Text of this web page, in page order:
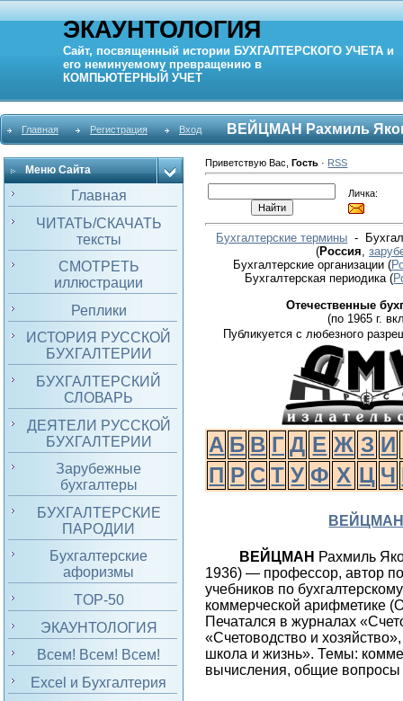
ЭКАУНТОЛОГИЯ
Сайт, посвященный истории БУХГАЛТЕРСКОГО УЧЕТА и
его неминуемому превращению в
КОМПЬЮТЕРНЫЙ УЧЕТ
Главная Регистрация Вход ВЕЙЦМАН Рахмиль
Меню Сайта
Главная
ЧИТАТЬ/СКАЧАТЬ
тексты
СМОТРЕТЬ
иллюстрации
Реплики
ИСТОРИЯ РУССКОЙ
БУХГАЛТЕРИИ
БУХГАЛТЕРСКИЙ
СЛОВАРЬ
ДЕЯТЕЛИ РУССКОЙ
БУХГАЛТЕРИИ
Зарубежные
бухгалтеры
БУХГАЛТЕРСКИЕ
ПАРОДИИ
Бухгалтерские
афоризмы
TOP-50
ЭКАУНТОЛОГИЯ
Всем! Всем! Всем!
Excel и Бухгалтерия
Приветствую Вас ,Гость · RSS
Личка:
Бухгалтерские термины -
(Россия
Бухгалтерские организации (
Бухгалтерская периодика(
Отечественные
(по 1965 г.
Публикуется с любезного
А Б В Г Д Е Ж З И
П Р С Т У Ф Х Ц Ч
ВЕЙЦМАН Рахмиль
1936) — профессор, автор
учебников по
коммерческой арифметике
Печатался в журналах
«Счетоводство и
школа и жизнь». Темы:
вычисления, общие вопросы